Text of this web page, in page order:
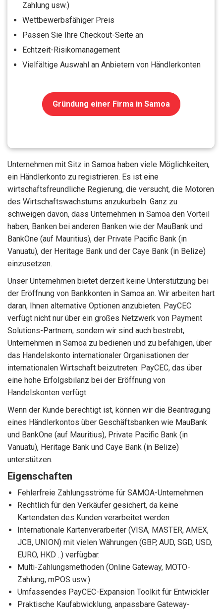
Zahlung usw.)
Wettbewerbsfähiger Preis
Passen Sie Ihre Checkout-Seite an
Echtzeit-Risikomanagement
Vielfältige Auswahl an Anbietern von Händlerkonten
Gründung einer Firma in Samoa
Unternehmen mit Sitz in Samoa haben viele Möglichkeiten,
ein Händlerkonto zu registrieren. Es ist eine
wirtschaftsfreundliche Regierung, die versucht, die Motoren
des Wirtschaftswachstums anzukurbeln. Ganz zu
schweigen davon, dass Unternehmen in Samoa den Vorteil
haben, Banken bei anderen Banken wie der MauBank und
BankOne (auf Mauritius), der Private Pacific Bank (in
Vanuatu), der Heritage Bank und der Caye Bank (in Belize)
einzusetzen.
Unser Unternehmen bietet derzeit keine Unterstützung bei
der Eröffnung von Bankkonten in Samoa an. Wir arbeiten hart
daran, Ihnen alternative Optionen anzubieten. PayCEC
verfügt nicht nur über ein großes Netzwerk von Payment
Solutions-Partnern, sondern wir sind auch bestrebt,
Unternehmen in Samoa zu bedienen und zu befähigen, über
das Handelskonto internationaler Organisationen der
internationalen Wirtschaft beizutreten: PayCEC, das über
eine hohe Erfolgsbilanz bei der Eröffnung von
Handelskonten verfügt.
Wenn der Kunde berechtigt ist, können wir die Beantragung
eines Händlerkontos über Geschäftsbanken wie MauBank
und BankOne (auf Mauritius), Private Pacific Bank (in
Vanuatu), Heritage Bank und Caye Bank (in Belize)
unterstützen.
Eigenschaften
Fehlerfreie Zahlungsströme für SAMOA-Unternehmen
Rechtlich für den Verkäufer gesichert, da keine
Kartendaten des Kunden verarbeitet werden
Internationale Kartenverarbeiter (VISA, MASTER, AMEX,
JCB, UNION) mit vielen Währungen (GBP, AUD, SGD, USD,
EURO, HKD ..) verfügbar.
Multi-Zahlungsmethoden (Online Gateway, MOTO-
Zahlung, mPOS usw.)
Umfassendes PayCEC-Expansion Toolkit für Entwickler
Praktische Kaufabwicklung, anpassbare Gateway-